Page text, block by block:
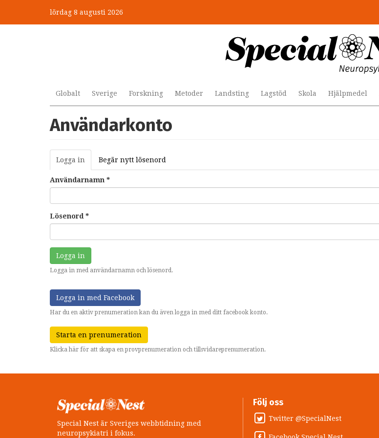
huvudinnehåll
lördag 8 augusti 2026
Globalt Sverige Forskning Metoder Landsting Lagstöd Skola Hjälpmedel
Användarkonto
Primära
flikar
Logga in (aktiv
flik)
Begär nytt lösenord
Användarnamn *
Lösenord *
Logga in
Logga in med användarnamn och lösenord.
Logga in med Facebook
Har du en aktiv prenumeration kan du även logga in med ditt facebook konto.
Starta en prenumeration
Klicka här för att skapa en provprenumeration och tillsvidareprenumeration.
Special Nest är Sveriges webbtidning med
neuropsykiatri i fokus.
Följ oss
Twitter @SpecialNest